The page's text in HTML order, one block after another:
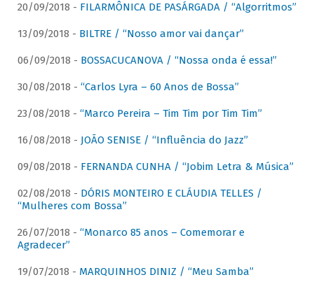
20/09/2018 - FILARMÔNICA DE PASÁRGADA / “Algorritmos”
13/09/2018 - BILTRE / “Nosso amor vai dançar”
06/09/2018 - BOSSACUCANOVA / “Nossa onda é essa!”
30/08/2018 - “Carlos Lyra – 60 Anos de Bossa”
23/08/2018 - “Marco Pereira – Tim Tim por Tim Tim”
16/08/2018 - JOÃO SENISE / “Influência do Jazz”
09/08/2018 - FERNANDA CUNHA / “Jobim Letra & Música”
02/08/2018 - DÓRIS MONTEIRO E CLÁUDIA TELLES /
“Mulheres com Bossa”
26/07/2018 - “Monarco 85 anos – Comemorar e
Agradecer”
19/07/2018 - MARQUINHOS DINIZ / “Meu Samba”